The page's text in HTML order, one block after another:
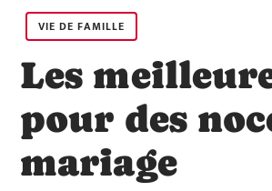
VIE DE FAMILLE
Les
pour des
mariage